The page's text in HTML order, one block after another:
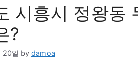
시흥시 정왕동
?
20일 by damoa